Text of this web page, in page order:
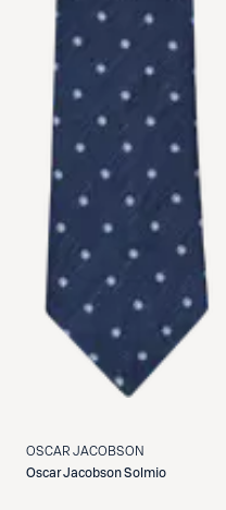
OSCAR JACOBSON
Oscar JacobsonSolmio